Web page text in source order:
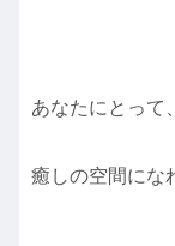
あなたにとって、
癒しの空間にな